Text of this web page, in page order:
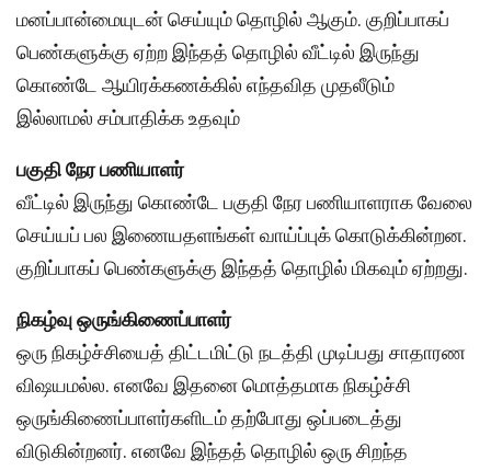
மனப்பான்மையுடன் செய்யும் தொழில் ஆகும். குறிப்பாகப்
பெண்களுக்கு ஏற்ற இந்தத் தொழில் வீட்டில் இருந்து
கொண்டே ஆயிரக்கணக்கில் எந்தவித முதலீடும்
இல்லாமல் சம்பாதிக்க உதவும்
பகுதி நேர பணியாளர்
வீட்டில் இருந்து கொண்டே பகுதி நேர பணியாளராக வேலை
செய்யப் பல இணையதளங்கள் வாய்ப்புக் கொடுக்கின்றன.
குறிப்பாகப் பெண்களுக்கு இந்தத் தொழில் மிகவும் ஏற்றது.
நிகழ்வு ஒருங்கிணைப்பாளர்
ஒரு நிகழ்ச்சியைத் திட்டமிட்டு நடத்தி முடிப்பது சாதாரண
விஷயமல்ல. எனவே இதனை மொத்தமாக நிகழ்ச்சி
ஒருங்கிணைப்பாளர்களிடம் தற்போது ஒப்படைத்து
விடுகின்றனர். எனவே இந்தத் தொழில் ஒரு சிறந்த